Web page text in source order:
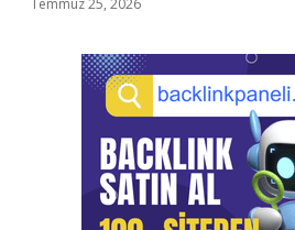
Temmuz 25, 2026